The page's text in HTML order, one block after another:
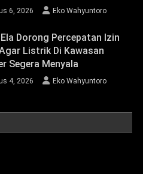
6, 2026 Eko Wahyuntoro
Dorong Percepatan Izin
Listrik Di Kawasan
Segera Menyala
4, 2026 Eko Wahyuntoro